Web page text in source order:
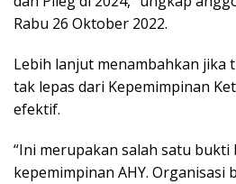
Rabu 26 Oktober 2022.
Lebih lanjut menambahkan jika
tak lepas dari Kepemimpinan
efektif.
“Ini merupakan salah satu bukti
kepemimpinan AHY. Organisasi